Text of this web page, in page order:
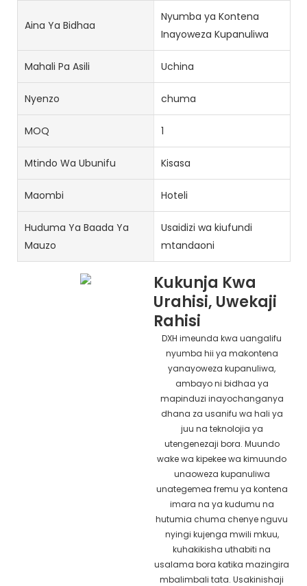
Aina Ya Bidhaa
Nyumba ya Kontena
Inayoweza Kupanuliwa
Mahali Pa Asili Uchina
Nyenzo chuma
MOQ 1
Mtindo Wa Ubunifu Kisasa
Maombi Hoteli
Huduma Ya Baada Ya
Mauzo
Usaidizi wa kiufundi
mtandaoni
Kukunja Kwa
Urahisi, Uwekaji
Rahisi
DXH imeunda kwa uangalifu
nyumba hii ya makontena
yanayoweza kupanuliwa,
ambayo ni bidhaa ya
mapinduzi inayochanganya
dhana za usanifu wa hali ya
juu na teknolojia ya
utengenezaji bora. Muundo
wake wa kipekee wa kimuundo
unaoweza kupanuliwa
unategemea fremu ya kontena
imara na ya kudumu na
hutumia chuma chenye nguvu
nyingi kujenga mwili mkuu,
kuhakikisha uthabiti na
usalama bora katika mazingira
mbalimbali tata. Usakinishaji